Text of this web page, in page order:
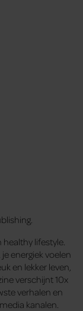
lifestyle.
energiek voelen
en lekker leven,
verschijnt 10x
verhalen en
kanalen.